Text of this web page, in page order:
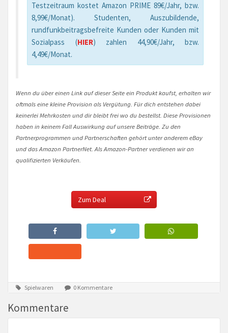
Testzeitraum kostet Amazon PRIME 89€/Jahr, bzw.
8,99€/Monat). Studenten, Auszubildende,
rundfunkbeitragsbefreite Kunden oder Kunden mit
Sozialpass (HIER) zahlen 44,90€/Jahr, bzw.
4,49€/Monat.
Wenn du über einen Link auf dieser Seite ein Produkt kaufst, erhalten wir
oftmals eine kleine Provision als Vergütung. Für dich entstehen dabei
keinerlei Mehrkosten und dir bleibt frei wo du bestellst. Diese Provisionen
haben in keinem Fall Auswirkung auf unsere Beiträge. Zu den
Partnerprogrammen und Partnerschaften gehört unter anderem eBay
und das Amazon PartnerNet. Als Amazon-Partner verdienen wir an
qualifizierten Verkäufen.
Zum Deal
Spielwaren 0 Kommentare
Kommentare